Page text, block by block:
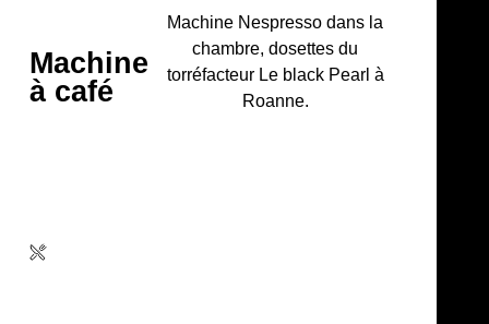
Machine
à café
Machine Nespresso dans la
chambre, dosettes du
torréfacteur Le black Pearl à
Roanne.